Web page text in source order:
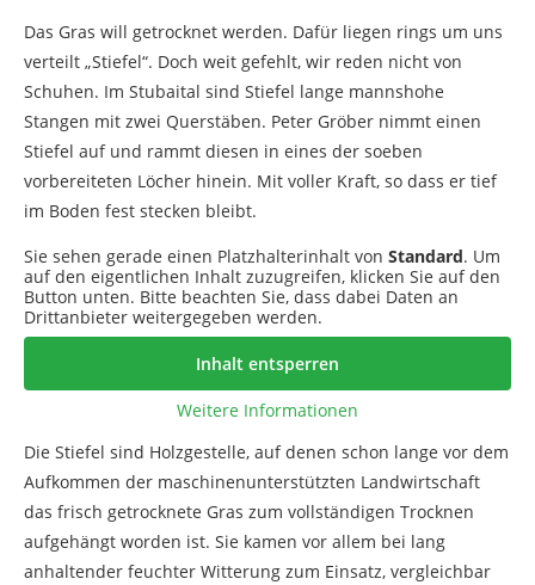
Das Gras will getrocknet werden. Dafür liegen rings um uns
verteilt „Stiefel“. Doch weit gefehlt, wir reden nicht von
Schuhen. Im Stubaital sind Stiefel lange mannshohe
Stangen mit zwei Querstäben. Peter Gröber nimmt einen
Stiefel auf und rammt diesen in eines der soeben
vorbereiteten Löcher hinein. Mit voller Kraft, so dass er tief
im Boden fest stecken bleibt.
Sie sehen gerade einen Platzhalterinhalt von Standard. Um
auf den eigentlichen Inhalt zuzugreifen, klicken Sie auf den
Button unten. Bitte beachten Sie, dass dabei Daten an
Drittanbieter weitergegeben werden.
Inhalt entsperren
Weitere Informationen
Die Stiefel sind Holzgestelle, auf denen schon lange vor dem
Aufkommen der maschinenunterstützten Landwirtschaft
das frisch getrocknete Gras zum vollständigen Trocknen
aufgehängt worden ist. Sie kamen vor allem bei lang
anhaltender feuchter Witterung zum Einsatz, vergleichbar